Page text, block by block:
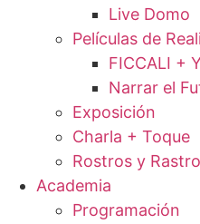
Live Domo
Películas de
FICCALI +
Narrar el
Exposición
Charla + Toque
Rostros y
Academia
Programación